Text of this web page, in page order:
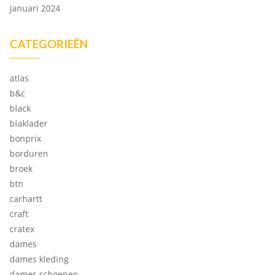
januari 2024
CATEGORIEËN
atlas
b&c
black
blaklader
bonprix
borduren
broek
btn
carhartt
craft
cratex
dames
dames kleding